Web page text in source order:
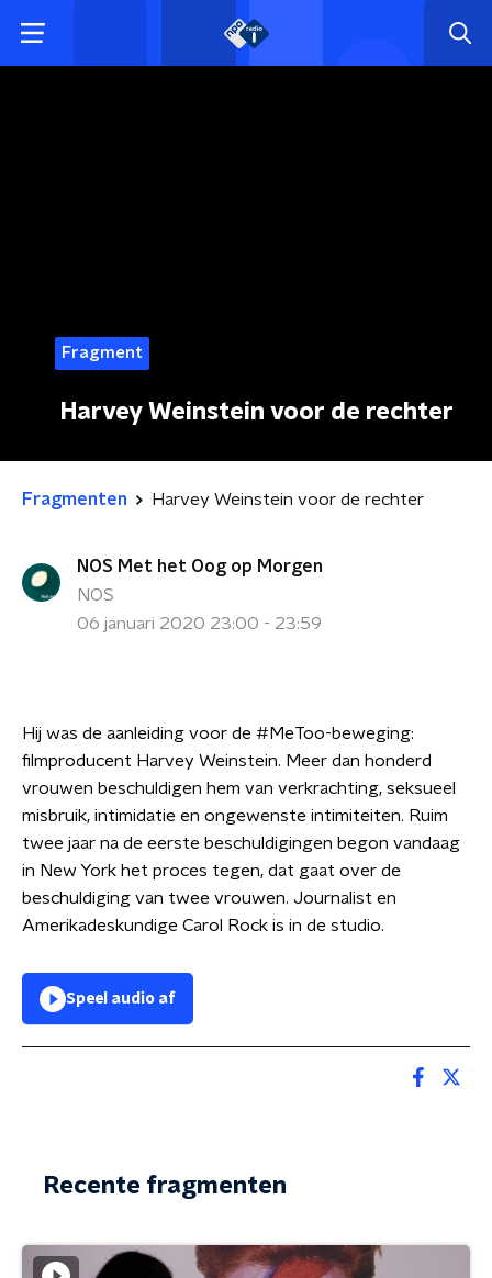
Fragment
Harvey Weinstein voor de rechter
Fragmenten Harvey Weinstein voor de rechter
NOS Met het Oog op Morgen
NOS
06 januari 2020 23:00 - 23:59
Hij was de aanleiding voor de #MeToo-beweging:
filmproducent Harvey Weinstein. Meer dan honderd
vrouwen beschuldigen hem van verkrachting, seksueel
misbruik, intimidatie en ongewenste intimiteiten. Ruim
twee jaar na de eerste beschuldigingen begon vandaag
in New York het proces tegen, dat gaat over de
beschuldiging van twee vrouwen. Journalist en
Amerikadeskundige Carol Rock is in de studio.
Speel audio af
Recente fragmenten